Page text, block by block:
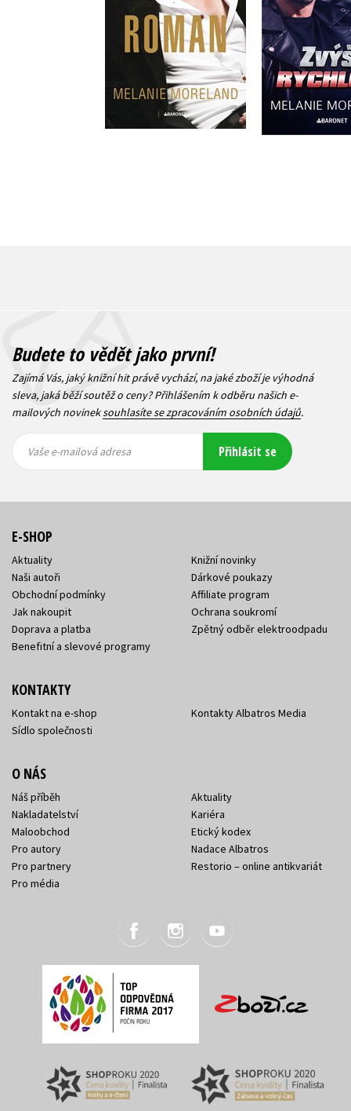
Do košíku
449 Kč
359 Kč
Do
359 Kč
Budete to vědět jako první!
Zajímá Vás, jaký knižní hit právě vychází, na jaké zboží je výhodná
sleva, jaká běží soutěž o ceny? Přihlášením k odběru našich e-
mailových novineksouhlasíte se zpracováním osobních údajů.
mailová
mailová
Vaše e-mailová adresa Přihlásit se
E-SHOP
Aktuality
Naši autoři
Obchodní podmínky
Jak nakoupit
Doprava a platba
Benefitní a slevové programy
Knižní novinky
Dárkové poukazy
Affiliate program
Ochrana soukromí
Zpětný odběr elektroodpadu
KONTAKTY
Kontakt na e-shop
Sídlo společnosti
Kontakty Albatros Media
O NÁS
Náš příběh
Nakladatelství
Maloobchod
Pro autory
Pro partnery
Pro média
Aktuality
Kariéra
Etický kodex
Nadace Albatros
Restorio – online antikvariát